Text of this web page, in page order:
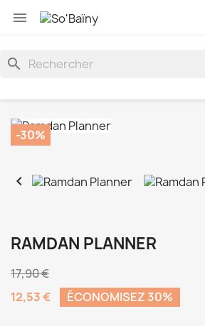

search
-30%

RAMDAN PLANNER
17,90 €
12,53 €
ÉCONOMISEZ 30%